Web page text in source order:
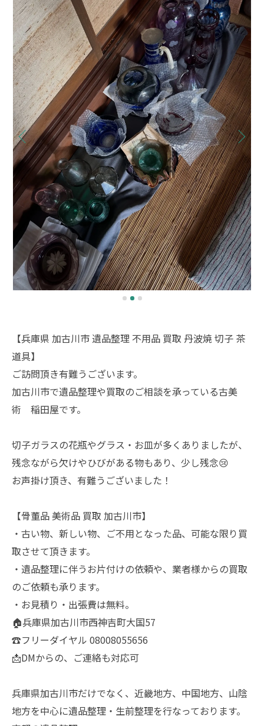
【兵庫県 加古川市 遺品整理 不用品 買取 丹波焼 切子 茶
道具】
ご訪問頂き有難うございます。
加古川市で遺品整理や買取のご相談を承っている古美
術 稲田屋です。
切子ガラスの花瓶やグラス・お皿が多くありましたが、
残念ながら欠けやひびがある物もあり、少し残念😢
お声掛け頂き、有難うございました！
【骨董品 美術品 買取 加古川市】
・古い物、新しい物、ご不用となった品、可能な限り買
取させて頂きます。
・遺品整理に伴うお片付けの依頼や、業者様からの買取
のご依頼も承ります。
・お見積り・出張費は無料。
🏠兵庫県加古川市西神吉町大国57
☎️フリーダイヤル 08008055656
📩DMからの、ご連絡も対応可
兵庫県加古川市だけでなく、近畿地方、中国地方、山陰
地方を中心に遺品整理・生前整理を行なっております。